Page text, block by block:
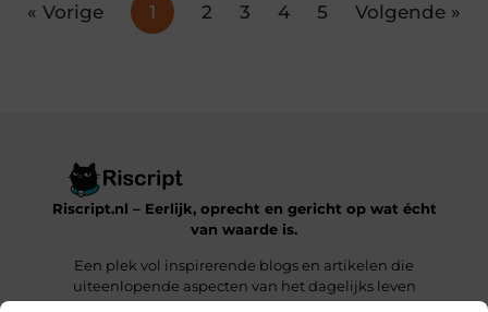
« Vorige 1 2 3 4 5 Volgende »
Riscript.nl – Eerlijk, oprecht en gericht op wat écht
van waarde is.
Een plek vol inspirerende blogs en artikelen die
uiteenlopende aspecten van het dagelijks leven
behandelen.